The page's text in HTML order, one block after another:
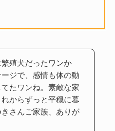
殖犬だったワンか
ジで、感情も体の動
たワンね。素敵な家
からずっと平穏に暮
さんご家族、ありが